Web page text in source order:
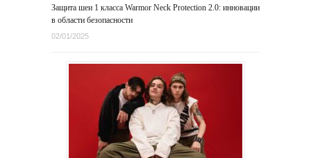
Защита шеи 1 класса Warmor Neck Protection 2.0: инновации
в области безопасности
02/01/2025